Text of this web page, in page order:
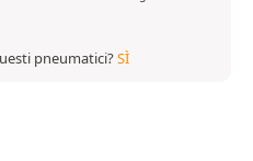
pneumatici?SÌ